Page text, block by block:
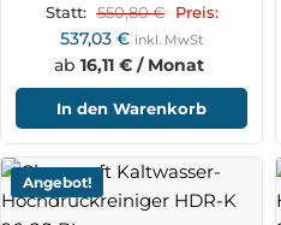
Statt: 550,80€ Preis:
537,03 € inkl. MwSt
ab 16,11 € / Monat
In den Warenkorb
Angebot!